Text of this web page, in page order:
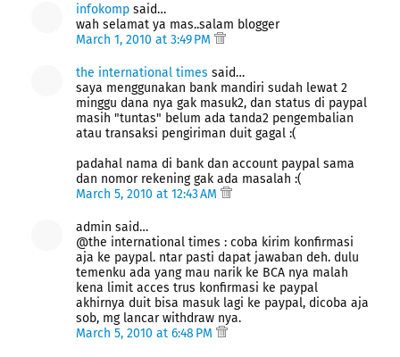
infokomp said…
wah selamat ya mas..salam blogger
March 1, 2010 at 3:49 PM
the international times said…
saya menggunakan bank mandiri sudah lewat 2
minggu dana nya gak masuk2, dan status di paypal
masih "tuntas" belum ada tanda2 pengembalian
atau transaksi pengiriman duit gagal :(
padahal nama di bank dan account paypal sama
dan nomor rekening gak ada masalah :(
March 5, 2010 at 12:43 AM
admin said…
@the international times : coba kirim konfirmasi
aja ke paypal. ntar pasti dapat jawaban deh. dulu
temenku ada yang mau narik ke BCA nya malah
kena limit acces trus konfirmasi ke paypal
akhirnya duit bisa masuk lagi ke paypal, dicoba aja
sob, mg lancar withdraw nya.
March 5, 2010 at 6:48 PM